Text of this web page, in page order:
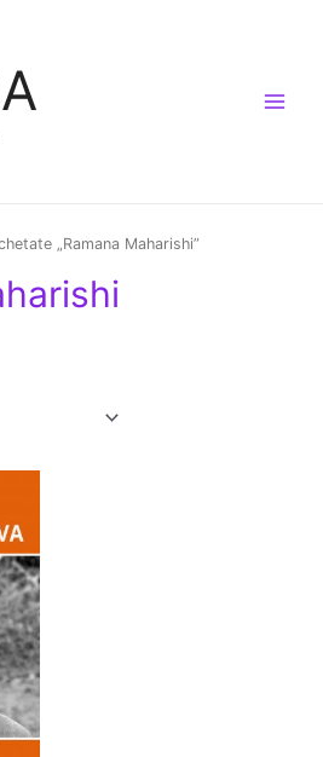
„Ramana Maharishi”